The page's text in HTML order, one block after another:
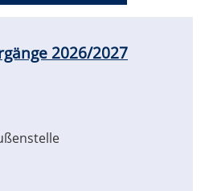
2026/2027